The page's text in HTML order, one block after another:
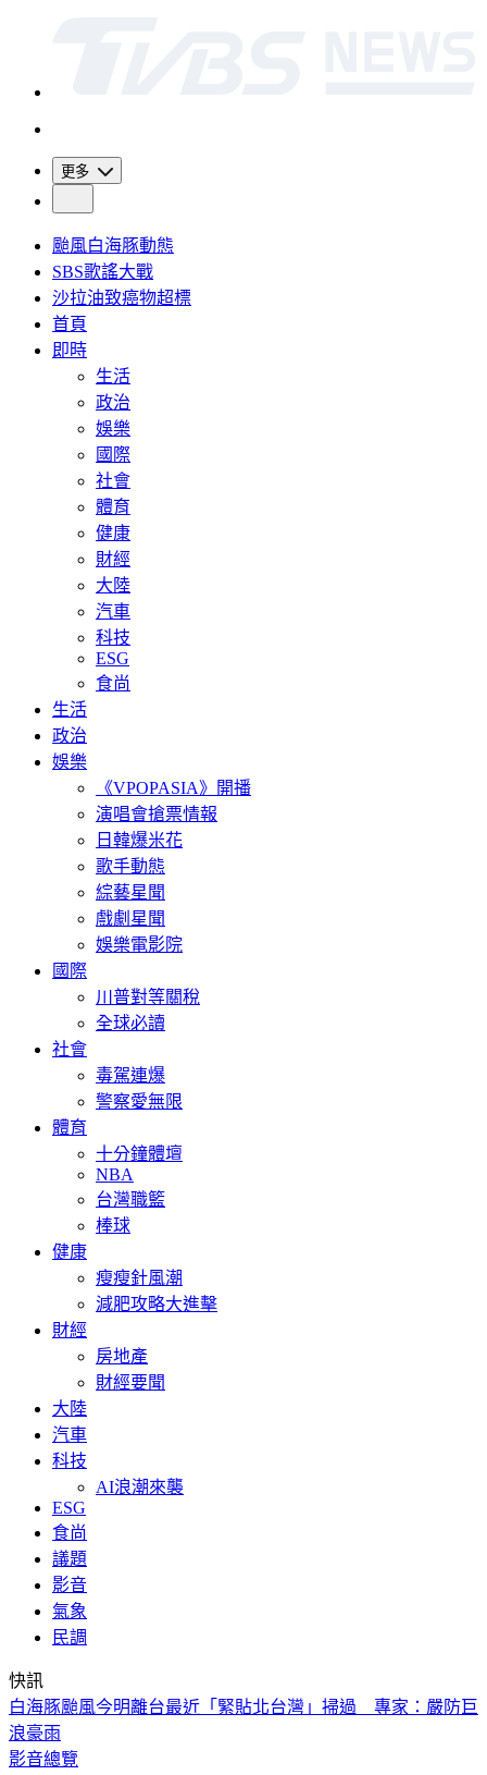
更多
颱風白海豚動態
SBS歌謠大戰
沙拉油致癌物超標
首頁
即時
生活
政治
娛樂
國際
社會
體育
健康
財經
大陸
汽車
科技
ESG
食尚
生活
政治
娛樂
《VPOPASIA》開播
演唱會搶票情報
日韓爆米花
歌手動態
綜藝星聞
戲劇星聞
娛樂電影院
國際
川普對等關稅
全球必讀
社會
毒駕連爆
警察愛無限
體育
十分鐘體壇
NBA
台灣職籃
棒球
健康
瘦瘦針風潮
減肥攻略大進擊
財經
房地產
財經要聞
大陸
汽車
科技
AI浪潮來襲
ESG
食尚
議題
影音
氣象
民調
快訊
《夏日活動》花蓮FUN暑假 即將成真火舞秀 加碼重現
影音總覽
直播LIVE不漏接